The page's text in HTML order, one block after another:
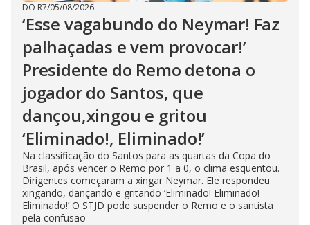
DO R7/05/08/2026
‘Esse vagabundo do Neymar! Faz
palhaçadas e vem provocar!’
Presidente do Remo detona o
jogador do Santos, que
dançou,xingou e gritou
‘Eliminado!, Eliminado!’
Na classificação do Santos para as quartas da Copa do
Brasil, após vencer o Remo por 1 a 0, o clima esquentou.
Dirigentes começaram a xingar Neymar. Ele respondeu
xingando, dançando e gritando ‘Eliminado! Eliminado!
Eliminado!’ O STJD pode suspender o Remo e o santista
pela confusão